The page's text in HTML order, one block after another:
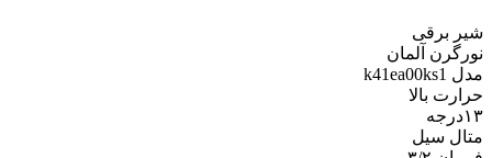
شیر برقی
نورگرن آلمان
مدل k41ea00ks1
حرارت بالا
۱۳درجه
متال سیل